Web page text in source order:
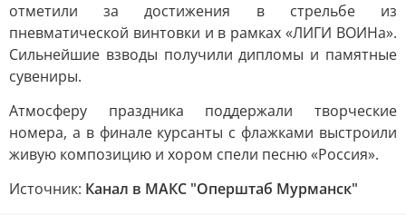
отметили за достижения в стрельбе из
пневматической винтовки и в рамках «ЛИГИ ВОИНа».
Сильнейшие взводы получили дипломы и памятные
сувениры.
Атмосферу праздника поддержали творческие
номера, а в финале курсанты с флажками выстроили
живую композицию и хором спели песню «Россия».
Источник: Канал в МАКС "Оперштаб Мурманск"